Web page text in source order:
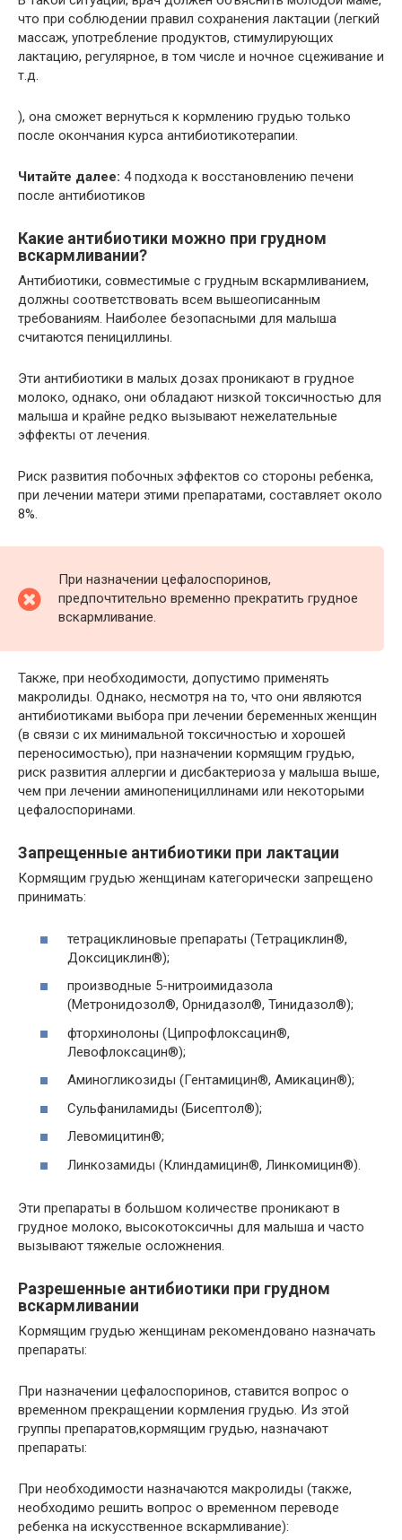
что при соблюдении правил сохранения лактации (легкий
массаж, употребление продуктов, стимулирующих
лактацию, регулярное, в том числе и ночное сцеживание и
т.д.
), она сможет вернуться к кормлению грудью только
после окончания курса антибиотикотерапии.
Читайте далее: 4 подхода к восстановлению печени
после антибиотиков
Какие антибиотики можно при грудном
вскармливании?
Антибиотики, совместимые с грудным вскармливанием,
должны соответствовать всем вышеописанным
требованиям. Наиболее безопасными для малыша
считаются пенициллины.
Эти антибиотики в малых дозах проникают в грудное
молоко, однако, они обладают низкой токсичностью для
малыша и крайне редко вызывают нежелательные
эффекты от лечения.
Риск развития побочных эффектов со стороны ребенка,
при лечении матери этими препаратами, составляет около
8%.
При назначении цефалоспоринов,
предпочтительно временно прекратить грудное
вскармливание.
Также, при необходимости, допустимо применять
макролиды. Однако, несмотря на то, что они являются
антибиотиками выбора при лечении беременных женщин
(в связи с их минимальной токсичностью и хорошей
переносимостью), при назначении кормящим грудью,
риск развития аллергии и дисбактериоза у малыша выше,
чем при лечении аминопенициллинами или некоторыми
цефалоспоринами.
Запрещенные антибиотики при лактации
Кормящим грудью женщинам категорически запрещено
принимать:
тетрациклиновые препараты (Тетрациклин®,
Доксициклин®);
производные 5-нитроимидазола
(Метронидозол®, Орнидазол®, Тинидазол®);
фторхинолоны (Ципрофлоксацин®,
Левофлоксацин®);
Аминогликозиды (Гентамицин®, Амикацин®);
Сульфаниламиды (Бисептол®);
Левомицитин®;
Линкозамиды (Клиндамицин®, Линкомицин®).
Эти препараты в большом количестве проникают в
грудное молоко, высокотоксичны для малыша и часто
вызывают тяжелые осложнения.
Разрешенные антибиотики при грудном
вскармливании
Кормящим грудью женщинам рекомендовано назначать
препараты:
При назначении цефалоспоринов, ставится вопрос о
временном прекращении кормления грудью. Из этой
группы препаратов,кормящим грудью, назначают
препараты:
При необходимости назначаются макролиды (также,
необходимо решить вопрос о временном переводе
ребенка на искусственное вскармливание):